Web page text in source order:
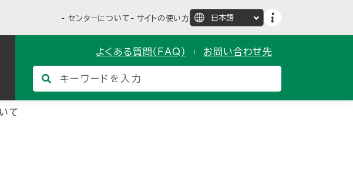
センターについて サイトの使い方
よくある質問（FAQ） お問い合わせ先
て